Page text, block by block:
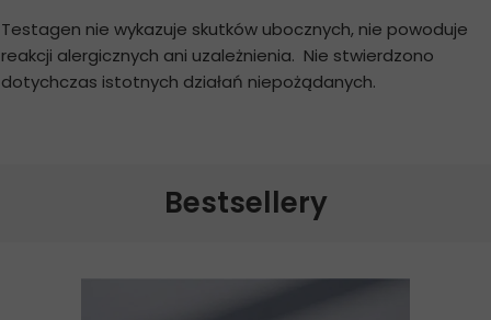
Testagen nie wykazuje skutków ubocznych, nie powoduje
reakcji alergicznych ani uzależnienia. Nie stwierdzono
dotychczas istotnych działań niepożądanych.
Bestsellery